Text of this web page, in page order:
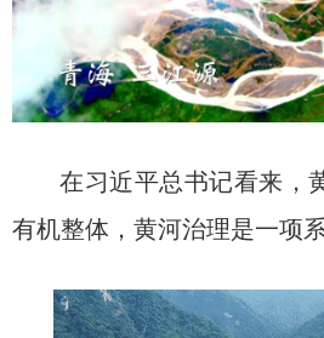
在习近平总书记看来，
有机整体，黄河治理是一项系